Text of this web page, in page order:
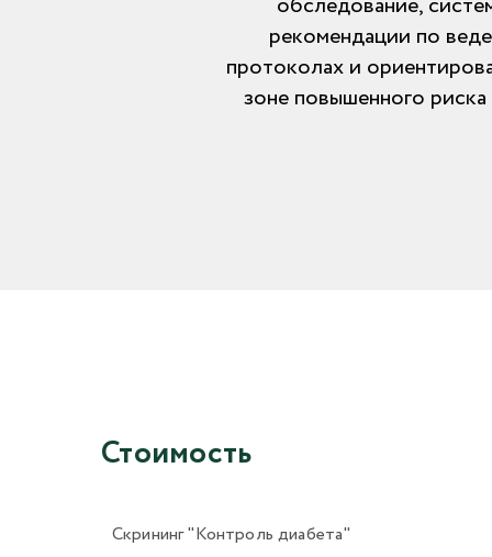
рекомендации по
протоколах и
зоне повышенного
Стоимость
Скрининг "Контроль диабета"